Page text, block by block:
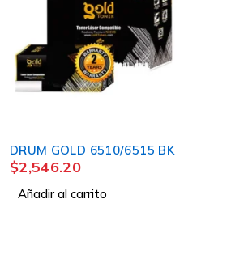
DRUM GOLD 6510/6515 BK
$2,546.20
Añadir al carrito